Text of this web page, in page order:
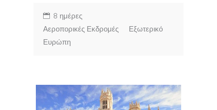
8 ημέρες
Αεροπορικές Εκδρομές
Εξωτερικό
Ευρώπη